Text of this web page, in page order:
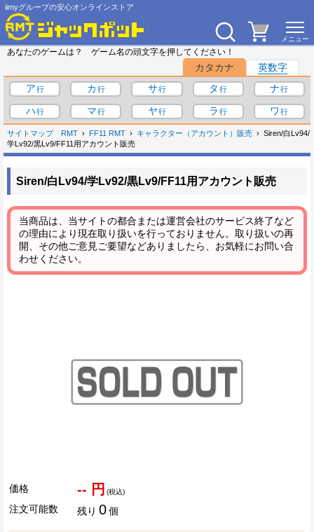
iimyグループの安心オンラインストア
あなたのゲームは？ ゲーム名の頭文字を押してください！
カタカナ
英数字
ア
カ サ タ
ナ
ハ
マ ヤ ラ ワ
サイトマップ RMT FF11 RMT キャラクター（アカウント）販売
Siren/白Lv94/
学Lv92/黒Lv9/FF11用アカウント販売
Siren/白Lv94/学Lv92/黒Lv9/FF11用アカウント販売
当商品は、当サイトの都合または運営会社のサービス終了など
の理由により現在取り扱いを行っておりません。取り扱いの再
開、その他ご意見ご要望などありましたら、お気軽にお問い合
わせください。
価格 -- 円 (税込)
注文可能数 残り 0個